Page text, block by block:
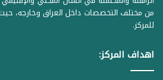
من مختلف التخصصات داخل العراق وخارجه،
للمركز.
اهداف المركز: